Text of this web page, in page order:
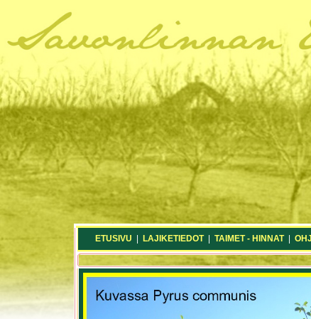
ETUSIVU LAJIKETIEDOT| TAIMET - HINNAT|